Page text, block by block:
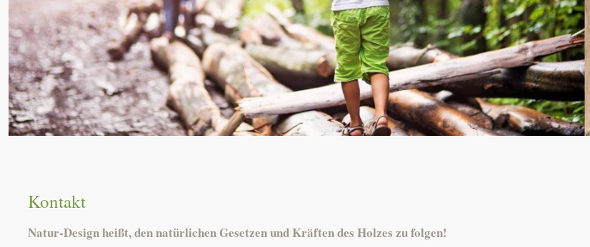
Kontakt
Natur-Design heißt, den natürlichen Gesetzen und Kräften des Holzes zu folgen!